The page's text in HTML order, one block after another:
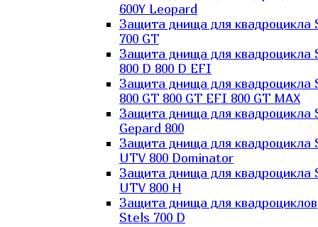
600Y Leopard
Защита днища для квадроцикла
700 GT
Защита днища для квадроцикла
800 D 800 D EFI
Защита днища для квадроцикла
800 GT 800 GT EFI 800 GT MAX
Защита днища для квадроцикла
Gepard 800
Защита днища для квадроцикла
UTV 800 Dominator
Защита днища для квадроцикла
UTV 800 H
Защита днища для квадроциклов
Stels 700 D